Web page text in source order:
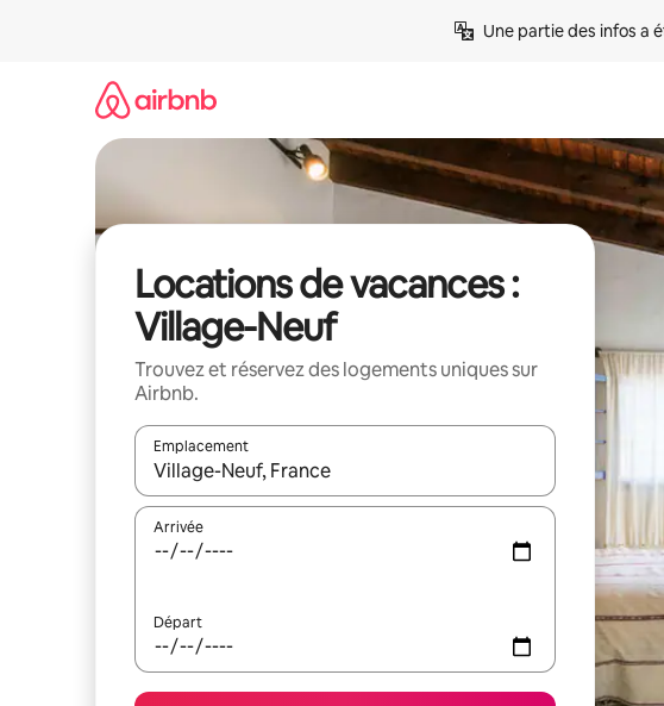
Une partie des infos a
Locations de vacances :
Village-Neuf
Trouvez et réservez des logements uniques sur
Airbnb.
Emplacement
Quand les résultats sont affichés, parcourez-les en utilisant les
Arrivée
Départ